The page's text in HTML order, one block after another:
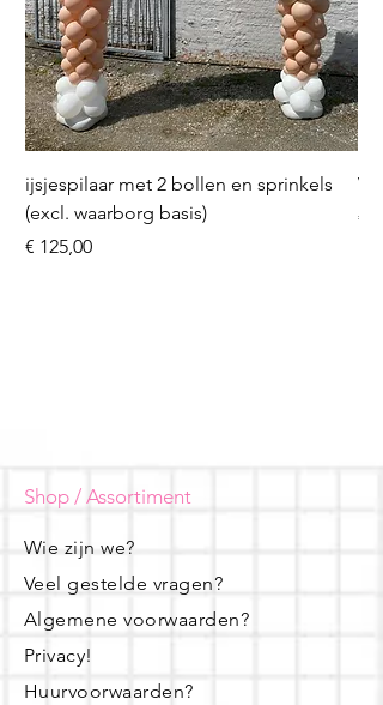
ijsjespilaar met 2 bollen en sprinkels
(excl. waarborg basis)
Prijs
€ 125,00
Prijs
€
Shop / Assortiment
Wie zijn we?
Veel gestelde vragen?
Algemene voorwaarden?
Privacy!
Huurvoorwaarden?